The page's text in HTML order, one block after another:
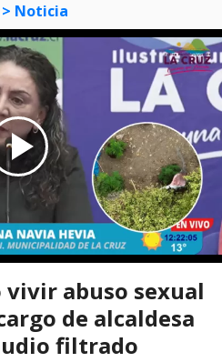
> Noticia
vivir abuso sexual
de alcaldesa
filtrado